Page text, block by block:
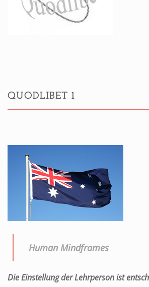
QUODLIBET 1
Human Mindframes
Die Einstellung der Lehrperson ist